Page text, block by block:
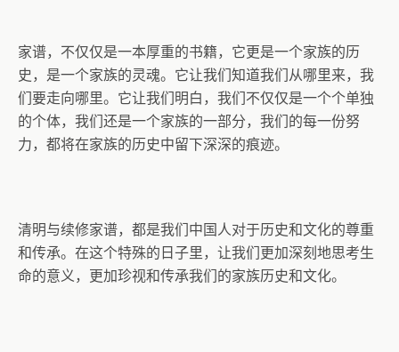
家谱，不仅仅是一本厚重的书籍，它更是一个家族的历
史，是一个家族的灵魂。它让我们知道我们从哪里来，我
们要走向哪里。它让我们明白，我们不仅仅是一个个单独
的个体，我们还是一个家族的一部分，我们的每一份努
力，都将在家族的历史中留下深深的痕迹。
清明与续修家谱，都是我们中国人对于历史和文化的尊重
和传承。在这个特殊的日子里，让我们更加深刻地思考生
命的意义，更加珍视和传承我们的家族历史和文化。